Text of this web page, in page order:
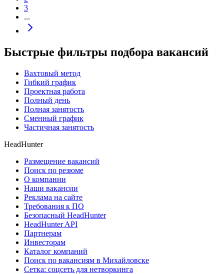
3
...
Быстрые фильтры подбора вакансий
Вахтовый метод
Гибкий график
Проектная работа
Полный день
Полная занятость
Сменный график
Частичная занятость
HeadHunter
Размещение вакансий
Поиск по резюме
О компании
Наши вакансии
Реклама на сайте
Требования к ПО
Безопасный HeadHunter
HeadHunter API
Партнерам
Инвесторам
Каталог компаний
Поиск по вакансиям в Михайловске
Сетка: соцсеть для нетворкинга